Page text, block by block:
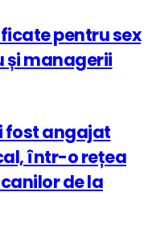
pentru sex
și managerii
fost angajat
într-o rețea
de la